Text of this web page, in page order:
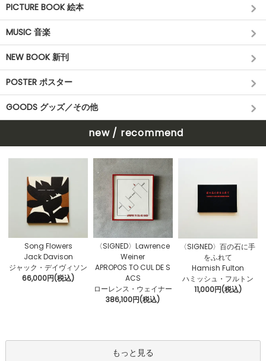
PICTURE BOOK 絵本
MUSIC 音楽
NEW BOOK 新刊
POSTER ポスター
GOODS グッズ／その他
new / recommend
Song Flowers
Jack Davison
ジャック・デイヴィソン
66,000円(税込)
〈SIGNED〉Lawrence
Weiner
APROPOS TO CUL DE S
ACS
ローレンス・ウェイナー
386,100円(税込)
〈SIGNED〉百の石に手
をふれて
Hamish Fulton
ハミッシュ・フルトン
11,000円(税込)
もっと見る